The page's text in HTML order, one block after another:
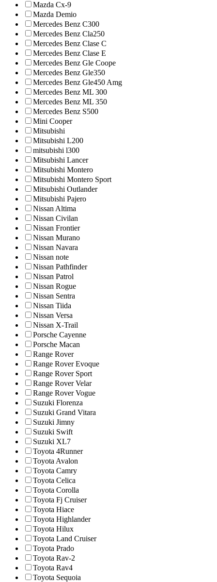
Mazda Cx-9
Mazda Demio
Mercedes Benz C300
Mercedes Benz Cla250
Mercedes Benz Clase C
Mercedes Benz Clase E
Mercedes Benz Gle Coope
Mercedes Benz Gle350
Mercedes Benz Gle450 Amg
Mercedes Benz ML 300
Mercedes Benz ML 350
Mercedes Benz S500
Mini Cooper
Mitsubishi
Mitsubishi L200
mitsubishi l300
Mitsubishi Lancer
Mitsubishi Montero
Mitsubishi Montero Sport
Mitsubishi Outlander
Mitsubishi Pajero
Nissan Altima
Nissan Civilan
Nissan Frontier
Nissan Murano
Nissan Navara
Nissan note
Nissan Pathfinder
Nissan Patrol
Nissan Rogue
Nissan Sentra
Nissan Tiida
Nissan Versa
Nissan X-Trail
Porsche Cayenne
Porsche Macan
Range Rover
Range Rover Evoque
Range Rover Sport
Range Rover Velar
Range Rover Vogue
Suzuki Florenza
Suzuki Grand Vitara
Suzuki Jimny
Suzuki Swift
Suzuki XL7
Toyota 4Runner
Toyota Avalon
Toyota Camry
Toyota Celica
Toyota Corolla
Toyota Fj Cruiser
Toyota Hiace
Toyota Highlander
Toyota Hilux
Toyota Land Cruiser
Toyota Prado
Toyota Rav-2
Toyota Rav4
Toyota Sequoia